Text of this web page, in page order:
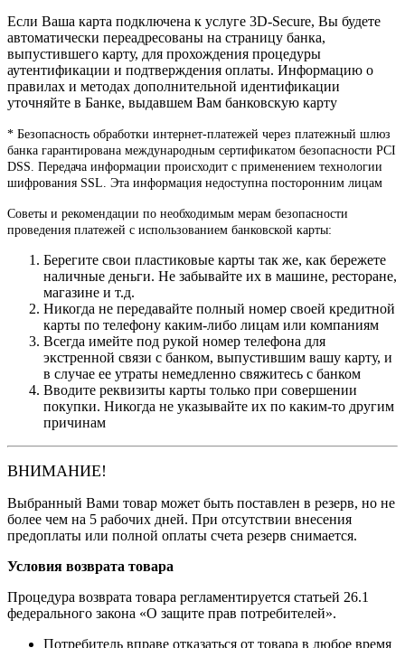
Если Ваша карта подключена к услуге 3D-Secure, Вы будете
автоматически переадресованы на страницу банка,
выпустившего карту, для прохождения процедуры
аутентификации и подтверждения оплаты. Информацию о
правилах и методах дополнительной идентификации
уточняйте в Банке, выдавшем Вам банковскую карту
* Безопасность обработки интернет-платежей через платежный шлюз
банка гарантирована международным сертификатом безопасности PCI
DSS. Передача информации происходит с применением технологии
шифрования SSL. Эта информация недоступна посторонним лицам
Советы и рекомендации по необходимым мерам безопасности
проведения платежей с использованием банковской карты:
Берегите свои пластиковые карты так же, как бережете
наличные деньги. Не забывайте их в машине, ресторане,
магазине и т.д.
Никогда не передавайте полный номер своей кредитной
карты по телефону каким-либо лицам или компаниям
Всегда имейте под рукой номер телефона для
экстренной связи с банком, выпустившим вашу карту, и
в случае ее утраты немедленно свяжитесь с банком
Вводите реквизиты карты только при совершении
покупки. Никогда не указывайте их по каким-то другим
причинам
ВНИМАНИЕ!
Выбранный Вами товар может быть поставлен в резерв, но не
более чем на 5 рабочих дней. При отсутствии внесения
предоплаты или полной оплаты счета резерв снимается.
Условия возврата товара
Процедура возврата товара регламентируется статьей 26.1
федерального закона «О защите прав потребителей».
Потребитель вправе отказаться от товара в любое время